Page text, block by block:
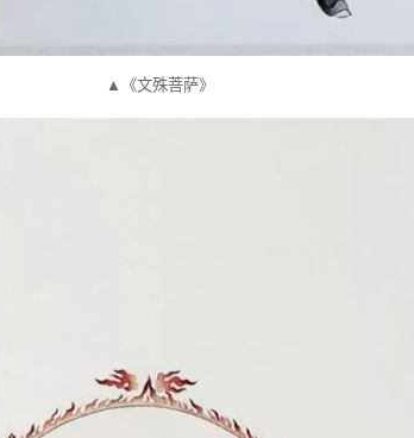
▲《文殊菩萨》